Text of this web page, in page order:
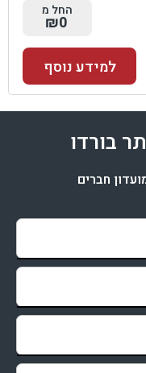
החל מ
₪0
למידע נוסף
בורדו
חברים